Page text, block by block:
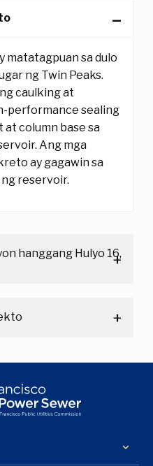
matatagpuan sa dulo
ng Twin Peaks.
caulking at
performance sealing
at column base sa
Ang mga
ay gagawin sa
ng reservoir.
hanggang Hulyo 16,
keyboard_arrow_down